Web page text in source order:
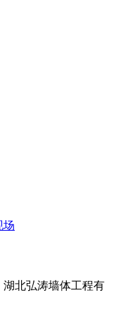
场
湖北弘涛墙体工程有